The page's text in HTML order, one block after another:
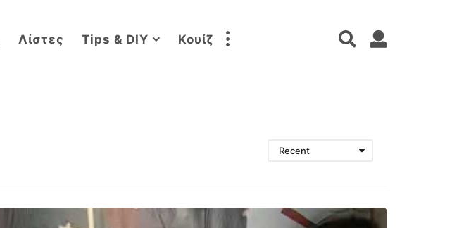
Λίστες Tips & DIY Κουίζ
Recent